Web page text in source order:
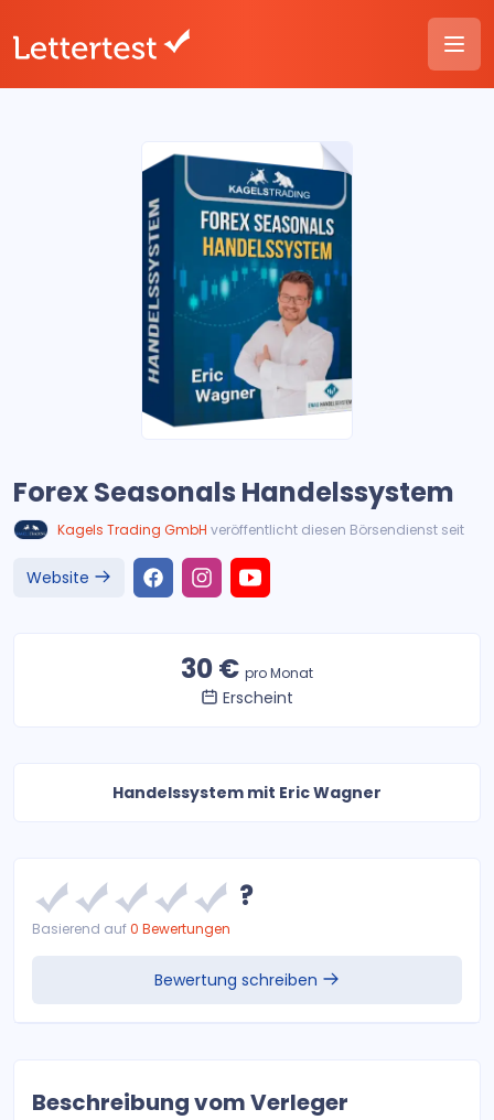
Forex Seasonals Handelssystem
Kagels Trading GmbH veröffentlicht diesen Börsendienst seit
Website
30 € pro Monat
Erscheint
Handelssystem mit Eric Wagner
?
Basierend auf0 Bewertungen
Bewertung schreiben
Beschreibung vom Verleger